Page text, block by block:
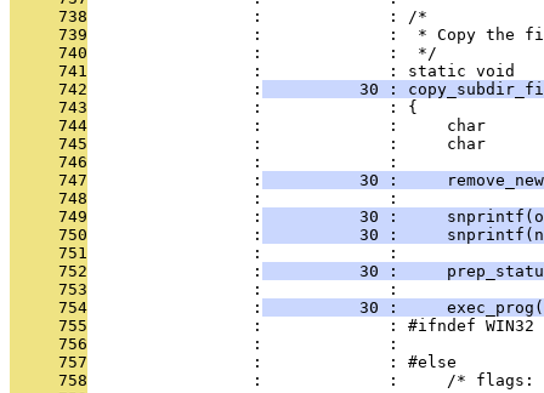
     738
                 :             : /*
     739
:             :  * Copy the
     740
                 :             :  */
     741
                 :             : static void
     742
                 :
30 :
     743
                 :             : {
     744
:             :     char
     745
:             :     char
     746
                 :             :
     747
                 :
30 :
     748
                 :             :
     749
                 :
30 :
     750
                 :
30 :
     751
                 :             :
     752
                 :
30 :
     753
                 :             :
     754
                 :
30 :
     755
                 :             : #ifndef WIN32
     756
:             :
     757
                 :             : #else
     758
:             :     /*